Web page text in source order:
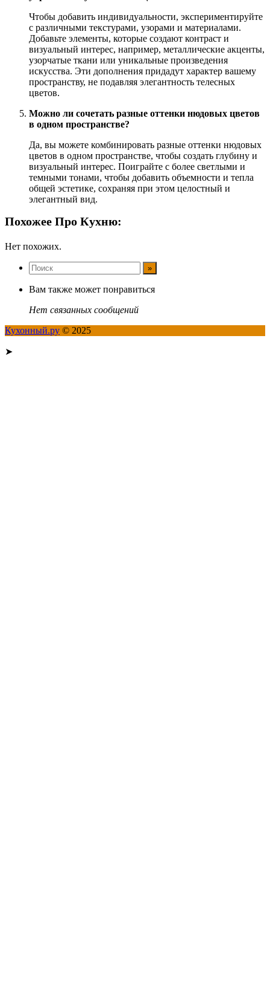
Чтобы добавить индивидуальности, экспериментируйте
с различными текстурами, узорами и материалами.
Добавьте элементы, которые создают контраст и
визуальный интерес, например, металлические акценты,
узорчатые ткани или уникальные произведения
искусства. Эти дополнения придадут характер вашему
пространству, не подавляя элегантность телесных
цветов.
Можно ли сочетать разные оттенки нюдовых цветов
в одном пространстве?
Да, вы можете комбинировать разные оттенки нюдовых
цветов в одном пространстве, чтобы создать глубину и
визуальный интерес. Поиграйте с более светлыми и
темными тонами, чтобы добавить объемности и тепла
общей эстетике, сохраняя при этом целостный и
элегантный вид.
Похожее Про Кухню:
Нет похожих.
Вам также может понравиться
Нет связанных сообщений
Кухонный.ру © 2025
➤